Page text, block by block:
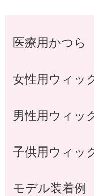
医療用かつら
女性用ウィッ
男性用ウィッ
子供用ウィッ
モデル装着例